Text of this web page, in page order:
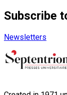
Subscribe
Newsletters